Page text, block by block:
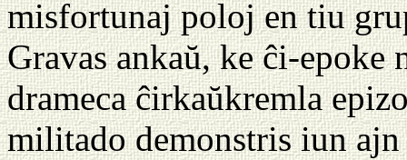
misfortunaj poloj en tiu
Gravas ankaŭ, ke ĉi-epoke
drameca ĉirkaŭkremla
militado demonstris iun